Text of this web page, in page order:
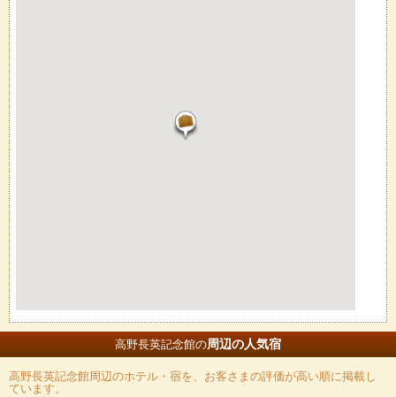
高野長英記念館の周辺の人気宿
高野長英記念館周辺のホテル・宿を、お客さまの評価が高い順に掲載し
ています。